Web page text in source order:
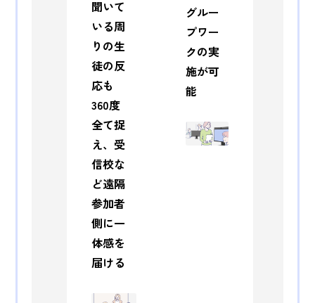
聞いて
いる周
りの生
徒の反
応も
360度
全て捉
え、受
信校な
ど遠隔
参加者
側に一
体感を
届ける
グルー
プワー
クの実
施が可
能